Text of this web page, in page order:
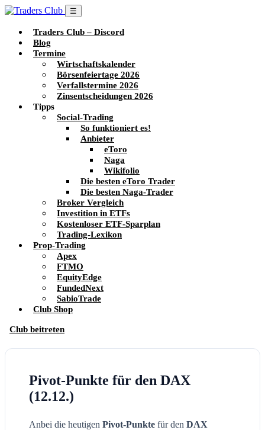
☰
Traders Club – Discord
Blog
Termine
Wirtschaftskalender
Börsenfeiertage 2026
Verfallstermine 2026
Zinsentscheidungen 2026
Tipps
Social-Trading
So funktioniert es!
Anbieter
eToro
Naga
Wikifolio
Die besten eToro Trader
Die besten Naga-Trader
Broker Vergleich
Investition in ETFs
Kostenloser ETF-Sparplan
Trading-Lexikon
Prop-Trading
Apex
FTMO
EquityEdge
FundedNext
SabioTrade
Club Shop
Club beitreten
Pivot-Punkte für den DAX
(12.12.)
Anbei die heutigen Pivot-Punkte für den DAX